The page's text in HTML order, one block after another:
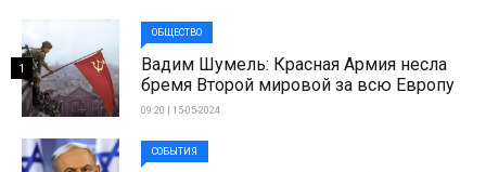
ОБЩЕСТВО
Вадим Шумель: Красная Армия несла
бремя Второй мировой за всю Европу
09:20 | 15-05-2024
1
СОБЫТИЯ